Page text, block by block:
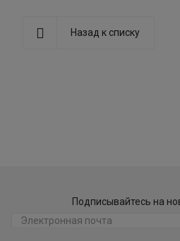
Назад к списку
Подписывайтесь на